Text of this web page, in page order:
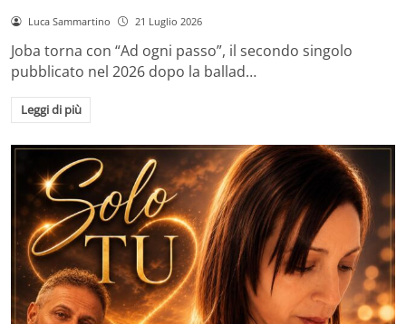
Luca Sammartino 21 Luglio 2026
Joba torna con “Ad ogni passo”, il secondo singolo
pubblicato nel 2026 dopo la ballad…
Leggi di più